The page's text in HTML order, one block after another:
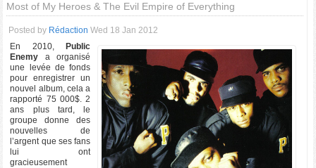
Most of My Heroes & The Evil Empire of Everything
Posted by Rédaction Wed 18 Jan 2012
En 2010,
Public
Enemy a organisé
une levée de fonds
pour enregistrer un
nouvel album, cela a
rapporté 75 000$. 2
ans plus tard, le
groupe donne des
nouvelles de
l’argent que ses fans
lui ont
gracieusement